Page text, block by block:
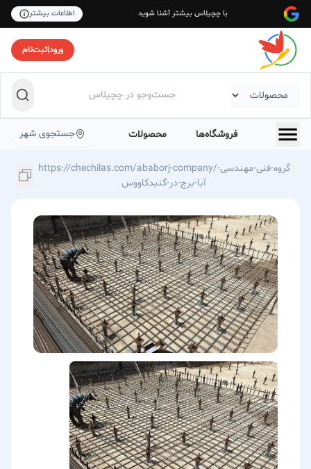
با چچیلاس بیشتر آشنا شوید اطلاعات بیشتر
ورود|ثبت‌نام
فروشگاه‌ها محصولات جستجوی شهر
https://chechilas.com/ababorj-company/گروه-فنی-مهندسی-
آبا-برج-در-گنبدکاووس